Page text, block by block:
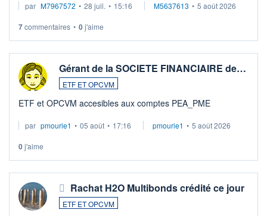
par M7967572 • 28 juil. • 15:16 M5637613 • 5 août 2026
7commentaires • 0j'aime
Gérant de la SOCIETE FINANCIAIRE de…
ETF ET OPCVM
ETF et OPCVM accesibles aux comptes PEA_PME
par pmourie1 • 05 août • 17:16 pmourie1 • 5 août 2026
0j'aime
Rachat H2O Multibonds crédité ce jour
ETF ET OPCVM